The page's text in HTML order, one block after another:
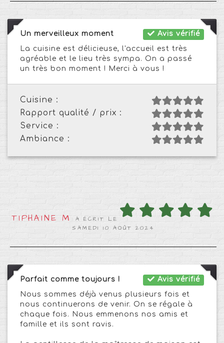
Avis vérifié
Un merveilleux moment
La cuisine est délicieuse, l'accueil est très
agréable et le lieu très sympa. On a passé
un très bon moment ! Merci à vous !
Cuisine :
Rapport qualité / prix :
Service :
Ambiance :
TIPHAINE M
A ÉCRIT LE
SAMEDI 10 AOÛT 2024
Avis vérifié
Parfait comme toujours !
Nous sommes déjà venus plusieurs fois et
nous continuerons de venir. On se régale à
chaque fois. Nous emmenons nos amis et
famille et ils sont ravis.